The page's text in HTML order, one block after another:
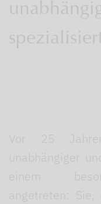
Vor 25
unabhängiger
einem
angetreten: